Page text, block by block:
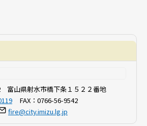
富山県射水市橋下条１５２２番地
FAX： 0766-56-9542
fire@city.imizu.lg.jp